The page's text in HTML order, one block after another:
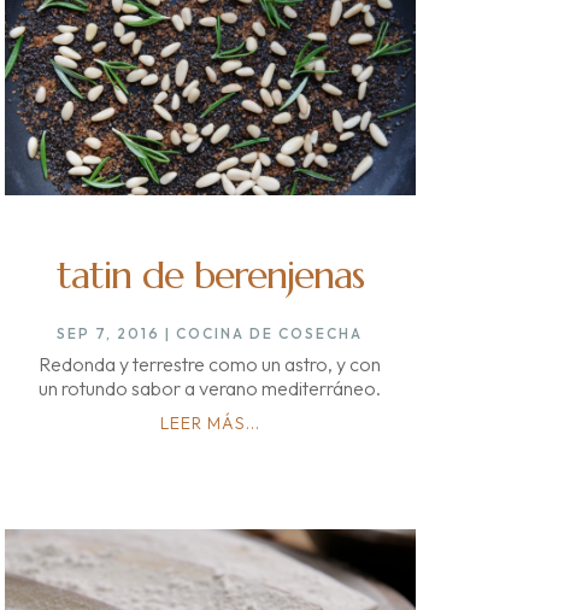
tatin de berenjenas
SEP 7, 2016 |COCINA DE COSECHA
Redonda y terrestre como un astro, y con
un rotundo sabor a verano mediterráneo.
LEER MÁS...